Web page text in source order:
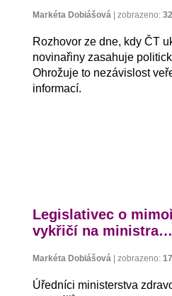
Markéta Dobiášová zobrazeno:
Rozhovor ze dne, kdy ČT
novinařiny zasahuje
Ohrožuje to nezávislost
informací.
Legislativec o
vykřičí na ministra…
Markéta Dobiášová zobrazeno:
Úředníci ministerstva